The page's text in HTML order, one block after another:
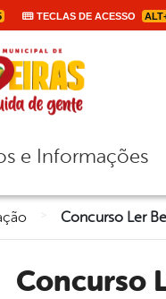
TECLAS DE ACESSO
de navegação
e Informações
Concurso Ler Bem celebra talento, superação e incentivo à